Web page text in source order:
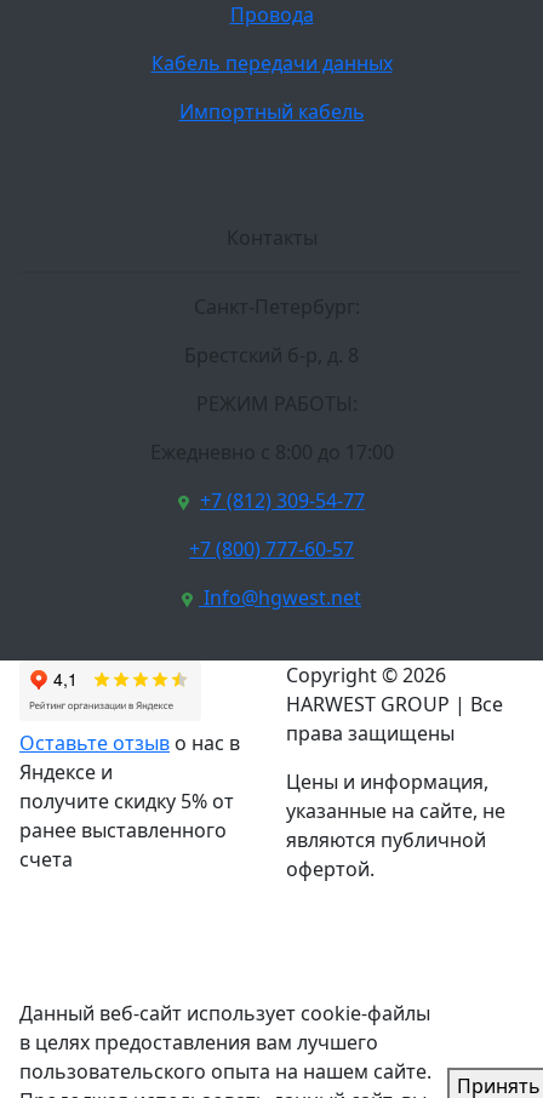
Провода
Кабель передачи данных
Импортный кабель
Контакты
Санкт-Петербург:
Брестский б-р, д. 8
РЕЖИМ РАБОТЫ:
Ежедневно c 8:00 до 17:00
+7 (812) 309-54-77
+7 (800) 777-60-57
Info@hgwest.net
Оставьте отзыв о нас в
Яндексе и
получите скидку 5% от
ранее выставленного
счета
Copyright © 2026
HARWEST GROUP | Все
права защищены
Цены и информация,
указанные на сайте, не
являются публичной
офертой.
Данный веб-сайт использует cookie-файлы
в целях предоставления вам лучшего
пользовательского опыта на нашем сайте.
Принять